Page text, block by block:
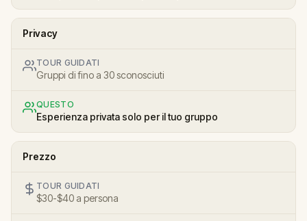
Privacy
TOUR GUIDATI
Gruppi di fino a 30 sconosciuti
QUESTO
Esperienza privata solo per il tuo gruppo
Prezzo
TOUR GUIDATI
$30-$40 a persona